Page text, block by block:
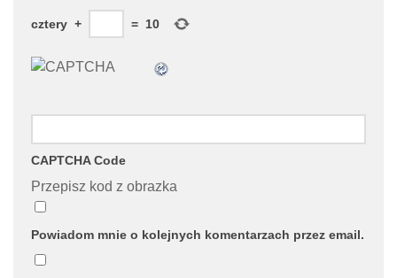
cztery + = 10
CAPTCHA Code
Przepisz kod z obrazka
Powiadom mnie o kolejnych komentarzach przez email.